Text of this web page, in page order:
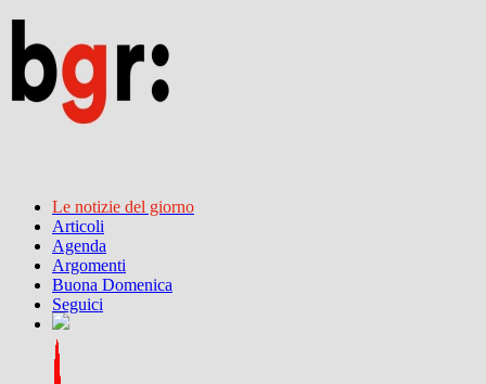
Le notizie del giorno
Articoli
Agenda
Argomenti
Buona Domenica
Seguici